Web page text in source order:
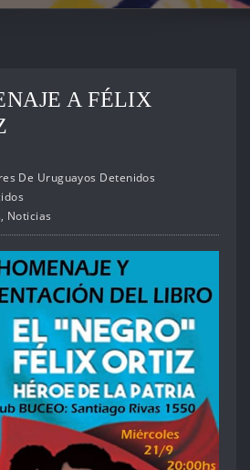
A FÉLIX
De Uruguayos Detenidos
, Noticias